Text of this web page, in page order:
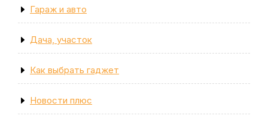
Гараж и авто
Дача, участок
Как выбрать гаджет
Новости плюс